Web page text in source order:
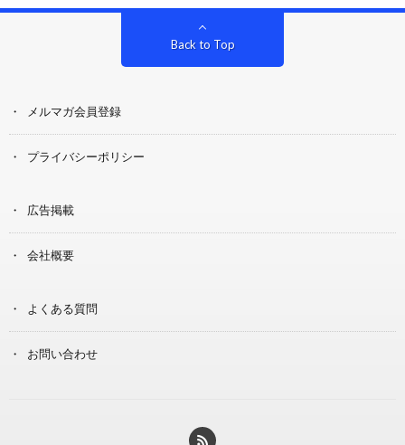
Back to Top
メルマガ会員登録
プライバシーポリシー
広告掲載
会社概要
よくある質問
お問い合わせ